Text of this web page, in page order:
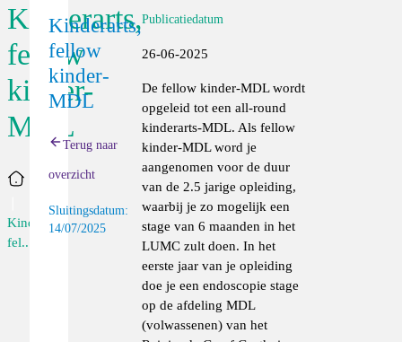
Kinderarts,
fellow
kinder-
MDL
Home
Kinderarts,
fel...
Kinderarts,
fellow
kinder-
MDL
Terug naar
overzicht
Sluitingsdatum:
14/07/2025
Publicatiedatum
26-06-2025
De fellow kinder-MDL wordt
opgeleid tot een all-round
kinderarts-MDL. Als fellow
kinder-MDL word je
aangenomen voor de duur
van de 2.5 jarige opleiding,
waarbij je zo mogelijk een
stage van 6 maanden in het
LUMC zult doen. In het
eerste jaar van je opleiding
doe je een endoscopie stage
op de afdeling MDL
(volwassenen) van het